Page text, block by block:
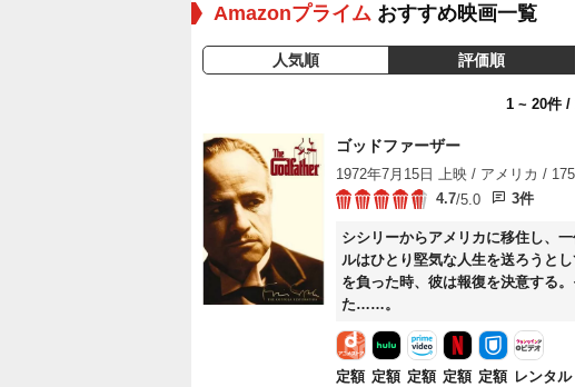
Amazonプライム おすすめ映画一覧
人気順 評価順
1 ~ 20件 /
ゴッドファーザー
1972年7月15日 上映 / アメリカ /
4.7/5.0 3件
シシリーからアメリカに移住し、
ルはひとり堅気な人生を送ろうと
を負った時、彼は報復を決意する
た……。
定額 定額 定額 定額 定額 レンタル